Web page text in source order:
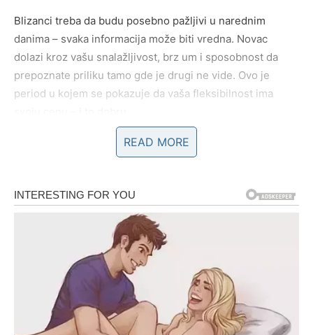
Blizanci treba da budu posebno pažljivi u narednim
danima – svaka informacija može biti vredna. Novac
dolazi kroz vašu snalažljivost, brz um i sposobnost da
prepoznate priliku tamo gde je drugi ne vide. Ovo je
period u kojem se pokazuje da vaša fleksibilnost ima
RAK – NOVAC KROZ PORODICU,
Rakovi u narednim danima mogu doživeti finansijsko
olakšanje koje dolazi kroz porodicu, bliske ljude ili
rešavanje nečega iz prošlosti. Moguća je pomoć,
nasledstvo, poklon, ali i novac koji dolazi kao rezultat
ranijeg ulaganja, truda ili odricanja.
Ono što je važno jeste da ovaj novac Rakovima ne donosi
READ MORE